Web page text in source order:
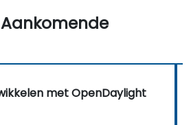
met OpenDaylight